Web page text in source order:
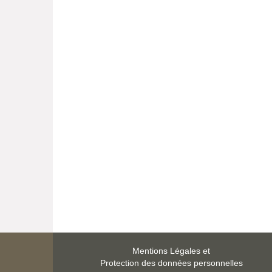
Pour Bo âgé de 89 ans, avancer un
Mentions Légales et
Protection des données personnelles